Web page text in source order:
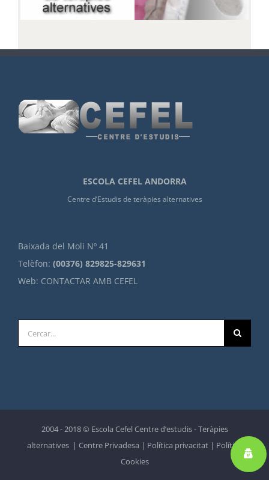
ESCOLA CEFEL ANDORRA
Centre d’Estudis de teràpies alternatives
Baixada del Moli Nº 41
Telèfon: (00376) 829825-829631
Web: CONTACTAR AMB CEFEL
…
2004 - 2018 © Escola Cefel Centre d’estudis - Teràpies
alternatives | Centre Privadesa | Política privacitat | Política
Cookies